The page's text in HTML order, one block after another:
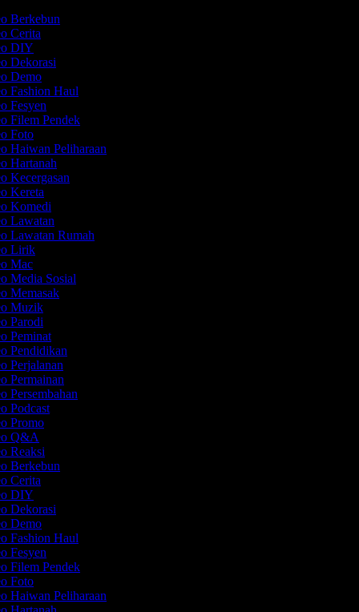
Berkebun
Cerita
DIY
Dekorasi
Demo
Fashion Haul
Fesyen
Filem Pendek
Foto
Haiwan Peliharaan
Hartanah
Kecergasan
Kereta
Komedi
Lawatan
Lawatan Rumah
Lirik
Mac
Media Sosial
Memasak
Muzik
Parodi
Peminat
Pendidikan
Perjalanan
Permainan
Persembahan
Podcast
Promo
Q&A
Reaksi
Berkebun
Cerita
DIY
Dekorasi
Demo
Fashion Haul
Fesyen
Filem Pendek
Foto
Haiwan Peliharaan